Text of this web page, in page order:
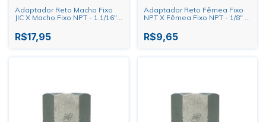
Adaptador Reto Macho Fixo
JIC X Macho Fixo NPT - 1.1/16"
R$17,95
Adaptador Reto Fêmea Fixo
NPT X Fêmea Fixo NPT - 1/8" X
R$9,65